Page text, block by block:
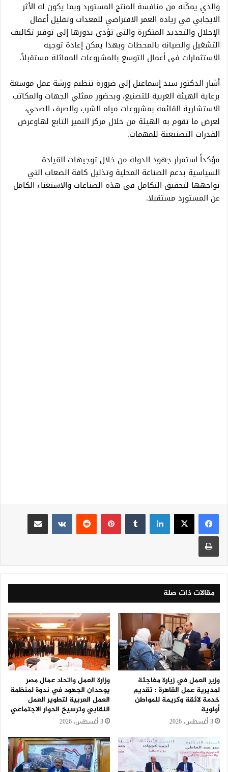
والذي يمكَنه من منافسة المنتج المستورد وبما يكون له الأثر
الايجابي في زيادة العمر الافتراضي للمعدات وتقليل أعمال
الإحلال والتجديد المتكررة والتي تؤدي بدورها إلى توفير تكاليف
التشغيل والصيانة بالمحطات وبهذا يمكن إعادة توجيه
الاستثمارات فى أعمال التوسع بالمشروعات المماثلة مستقبلاً.
أشار الدكتور سيد إسماعيل إلى ضرورة تنظيم ورشة عمل موسعة
برعاية الهيئة العربية للتصنيع، وبحضور ممثلي الجهات والمكاتب
الاستشارية القائمة بمشروعات مياه الشرب والصرف الصحي،
لعرض ما تقوم به الهيئة من خلال مركز التميز التابع لهاوعرض
القدرات التصنيعية للمهمات.
مؤكداً استمرار جهود الدولة من خلال توجيهات القيادة
السياسية بدعم الصناعة المحلية وتذليل كافة الصعاب التي
تواجهها لتحقيق التكامل فى هذه الصناعات والاستغناء الكامل
عن المستورد مستقبلا.
لينكدإن بينتيريست
مقالات ذات صلة
وزير العمل في زيارة مفاجئة
لمديرية عمل القاهرة : تقديم
خدمة لائقة وكريمة للمواطن
أولوية
3 أغسطس، 2026
وزارة العمل واتحاد عمال مصر
يوحدان الجهود في ندوة لمنظمة
العمل العربية لتطوير العمل
النقابي وترسيخ الحوار الاجتماعي
3 أغسطس، 2026